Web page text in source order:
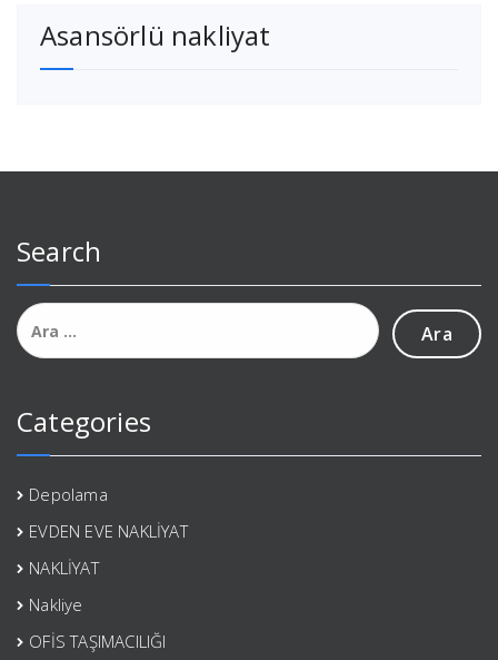
Asansörlü nakliyat
Search
Arama:
Categories
Depolama
EVDEN EVE NAKLİYAT
NAKLİYAT
Nakliye
OFİS TAŞIMACILIĞI